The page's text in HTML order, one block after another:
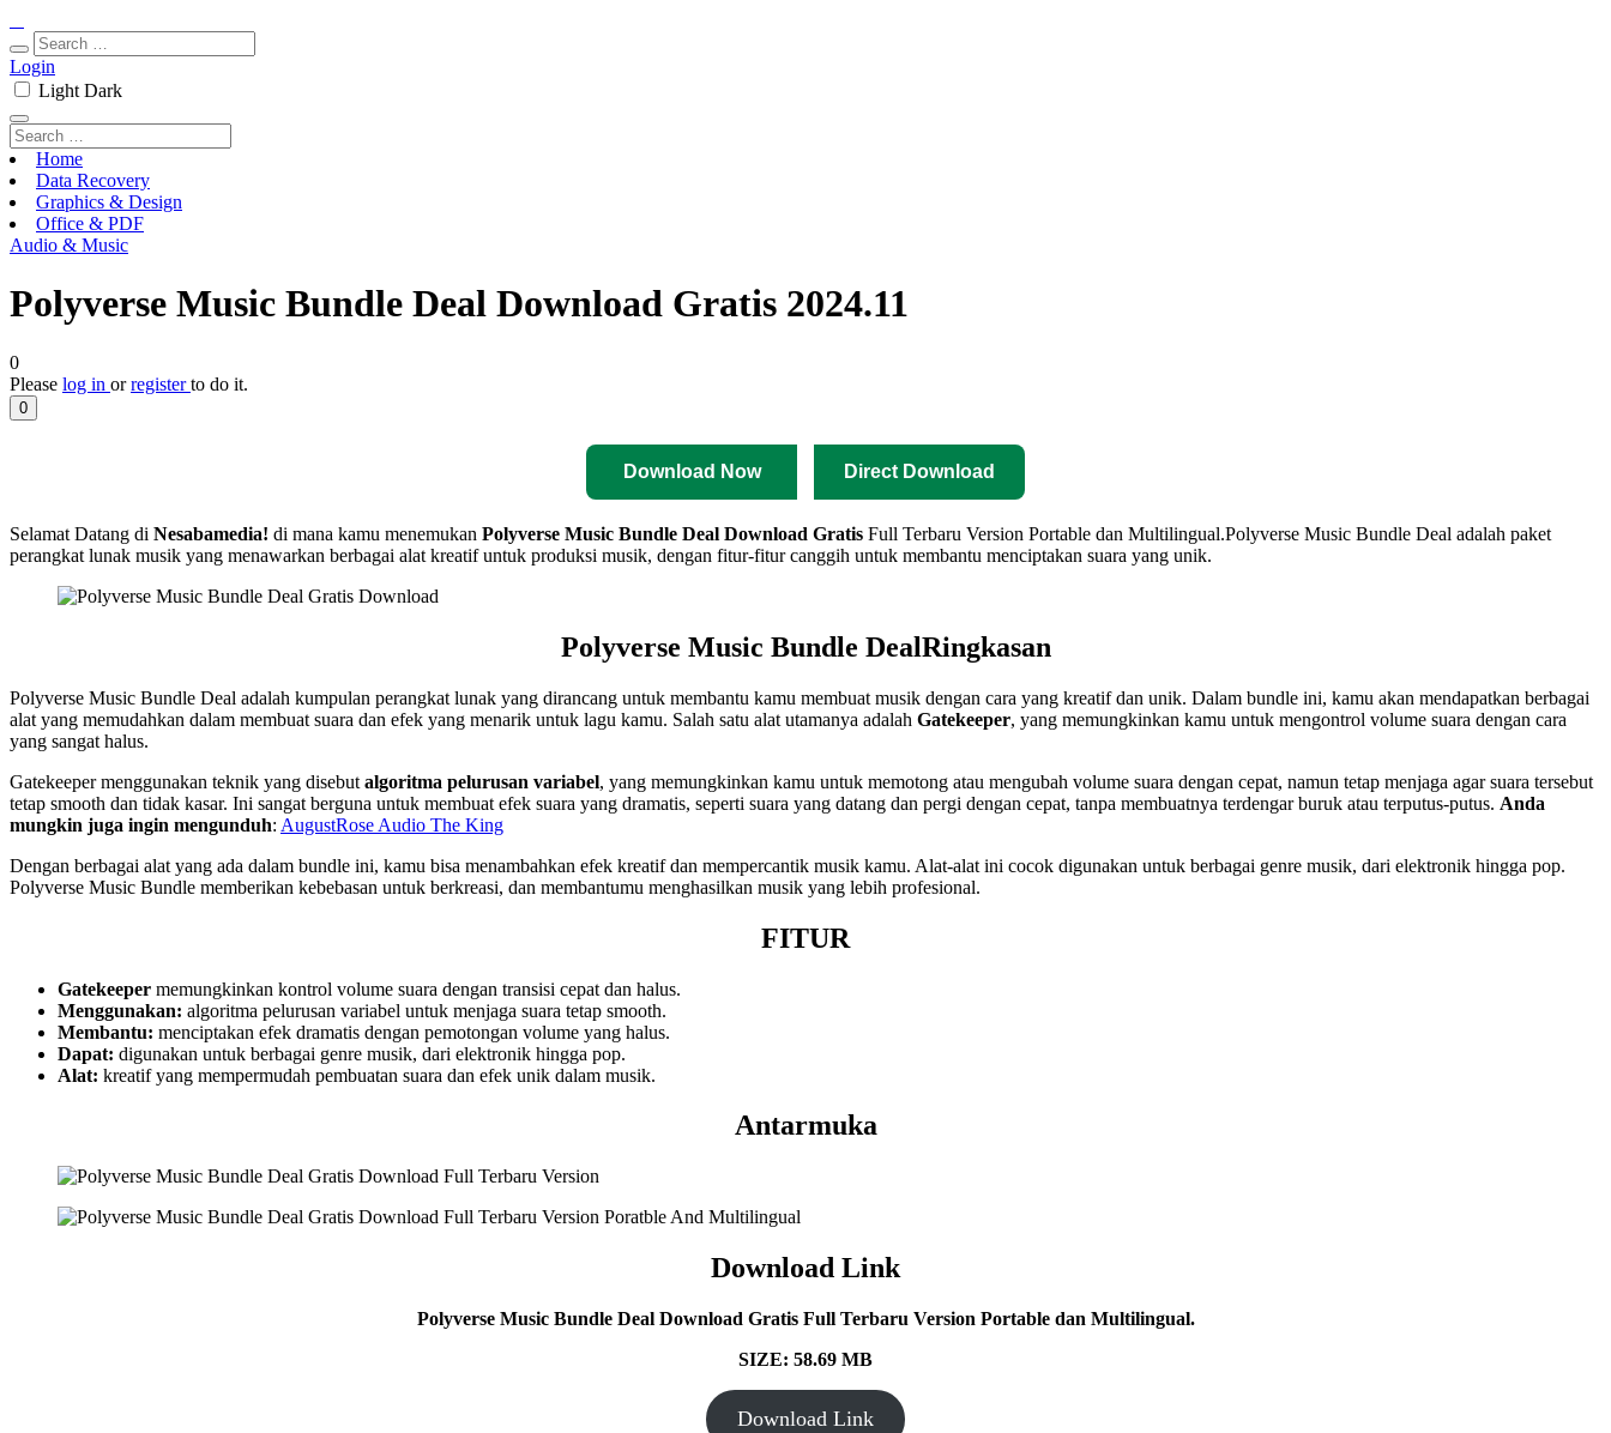
Login
Light Dark
Home
Data Recovery
Graphics & Design
Office & PDF
Audio & Music
Polyverse Music Bundle Deal Download Gratis 2024.11
0
Please log in orregisterto do it.
0
Download Now Direct Download
Selamat Datang di Nesabamedia! di mana kamu menemukan Polyverse Music Bundle Deal Download Gratis Full Terbaru Version Portable dan Multilingual.Polyverse Music Bundle Deal adalah paket
perangkat lunak musik yang menawarkan berbagai alat kreatif untuk produksi musik, dengan fitur-fitur canggih untuk membantu menciptakan suara yang unik.
Polyverse Music Bundle DealRingkasan
Polyverse Music Bundle Deal adalah kumpulan perangkat lunak yang dirancang untuk membantu kamu membuat musik dengan cara yang kreatif dan unik. Dalam bundle ini, kamu akan mendapatkan berbagai
alat yang memudahkan dalam membuat suara dan efek yang menarik untuk lagu kamu. Salah satu alat utamanya adalah Gatekeeper, yang memungkinkan kamu untuk mengontrol volume suara dengan cara
yang sangat halus.
Gatekeeper menggunakan teknik yang disebut algoritma pelurusan variabel, yang memungkinkan kamu untuk memotong atau mengubah volume suara dengan cepat, namun tetap menjaga agar suara tersebut
tetap smooth dan tidak kasar. Ini sangat berguna untuk membuat efek suara yang dramatis, seperti suara yang datang dan pergi dengan cepat, tanpa membuatnya terdengar buruk atau terputus-putus. Anda
mungkin juga ingin mengunduh: AugustRose Audio The King
Dengan berbagai alat yang ada dalam bundle ini, kamu bisa menambahkan efek kreatif dan mempercantik musik kamu. Alat-alat ini cocok digunakan untuk berbagai genre musik, dari elektronik hingga pop.
Polyverse Music Bundle memberikan kebebasan untuk berkreasi, dan membantumu menghasilkan musik yang lebih profesional.
FITUR
Gatekeeper memungkinkan kontrol volume suara dengan transisi cepat dan halus.
Menggunakan: algoritma pelurusan variabel untuk menjaga suara tetap smooth.
Membantu: menciptakan efek dramatis dengan pemotongan volume yang halus.
Dapat: digunakan untuk berbagai genre musik, dari elektronik hingga pop.
Alat: kreatif yang mempermudah pembuatan suara dan efek unik dalam musik.
Antarmuka
Download Link
Polyverse Music Bundle Deal Download Gratis Full Terbaru Version Portable dan Multilingual.
SIZE: 58.69 MB
Download Link